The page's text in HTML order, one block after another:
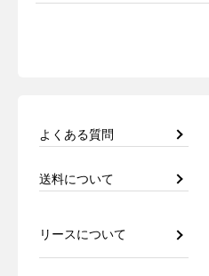
よくある質問
送料について
リースについて